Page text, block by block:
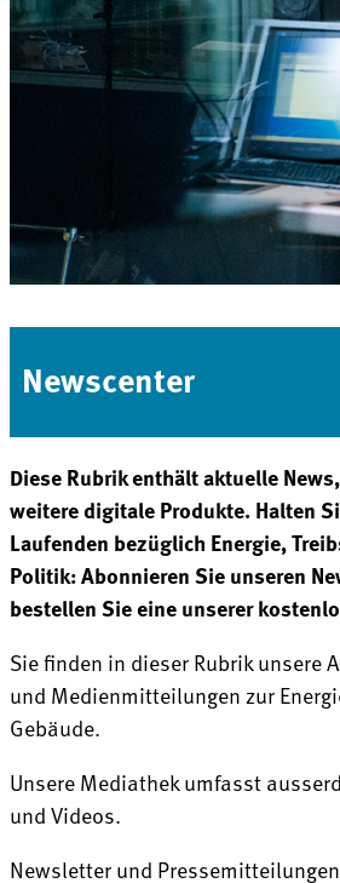
Newscenter
Diese Rubrik enthält aktuelle
weitere digitale Produkte. Halten
Laufenden bezüglich Energie,
Politik: Abonnieren Sie unseren
bestellen Sie eine unserer
Sie finden in dieser Rubrik unsere
und Medienmitteilungen zur
Gebäude.
Unsere Mediathek umfasst
und Videos.
Newsletter und